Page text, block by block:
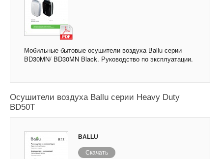
Мобильные бытовые осушители воздуха Ballu серии
BD30MN/ BD30MN Black. Руководство по эксплуатации.
Осушители воздуха Ballu серии Heavy Duty
BD50T
BALLU
Скачать